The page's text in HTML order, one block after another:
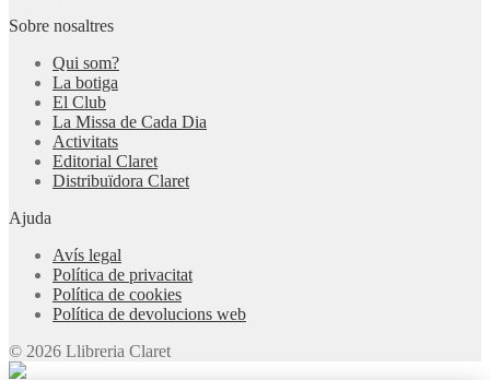
Sobre nosaltres
Qui som?
La botiga
El Club
La Missa de Cada Dia
Activitats
Editorial Claret
Distribuïdora Claret
Ajuda
Avís legal
Política de privacitat
Política de cookies
Política de devolucions web
© 2026 Llibreria Claret